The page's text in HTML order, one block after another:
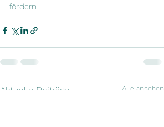
fördern.
Aktuelle Beiträge Alle ansehen